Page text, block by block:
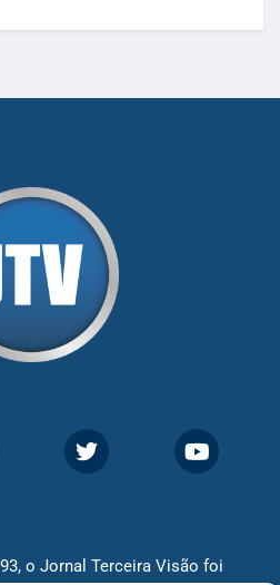
o Jornal Terceira Visão foi